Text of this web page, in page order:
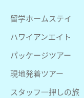
留学ホームステイ
ハワイアンエイト
パッケージツアー
現地発着ツアー
スタッフ一押しの旅